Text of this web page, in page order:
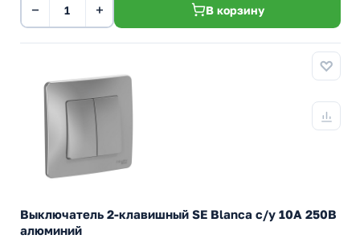
− + В корзину
Выключатель 2-клавишный SE Blanca с/у 10A 250В
алюминий